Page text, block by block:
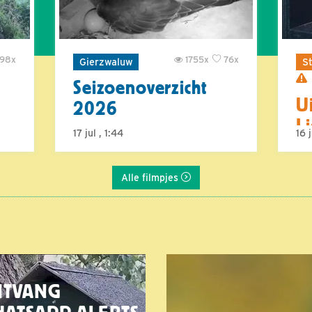
98x Gierzwaluw 76x
1755x
Seizoenoverzicht
2026
17 jul , 1:44 16
Alle filmpjes